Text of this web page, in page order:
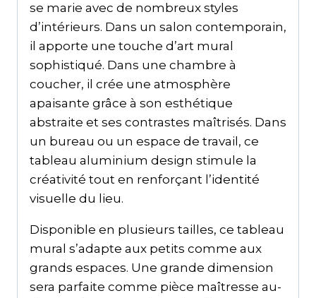
se marie avec de nombreux styles
d’intérieurs. Dans un salon contemporain,
il apporte une touche d’art mural
sophistiqué. Dans une chambre à
coucher, il crée une atmosphère
apaisante grâce à son esthétique
abstraite et ses contrastes maîtrisés. Dans
un bureau ou un espace de travail, ce
tableau aluminium design stimule la
créativité tout en renforçant l’identité
visuelle du lieu.
Disponible en plusieurs tailles, ce tableau
mural s’adapte aux petits comme aux
grands espaces. Une grande dimension
sera parfaite comme pièce maîtresse au-